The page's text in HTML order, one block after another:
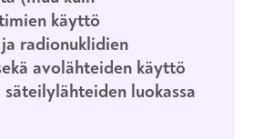
käyttö
radionuklidien
avolähteiden käyttö
luokassa